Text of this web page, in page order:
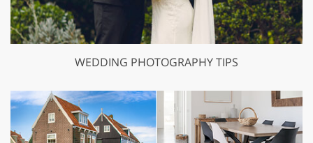
WEDDING PHOTOGRAPHY TIPS